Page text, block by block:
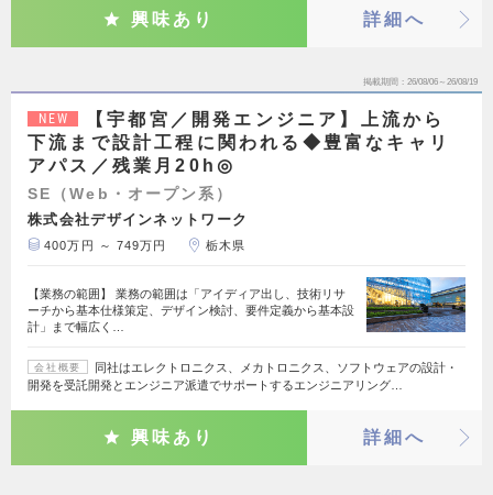
興味あり 詳細へ
掲載期間 26/08/06～26/08/19
NEW
【宇都宮／開発エンジニア】上流から
下流まで設計工程に関われる◆豊富なキャリ
アパス／残業月20h◎
SE（Web・オープン系）
株式会社デザインネットワーク
400万円 ～ 749万円 栃木県
【業務の範囲】 業務の範囲は「アイディア出し、技術リサ
ーチから基本仕様策定、デザイン検討、要件定義から基本設
計」まで幅広く…
会社概要
同社はエレクトロニクス、メカトロニクス、ソフトウェアの設計・
開発を受託開発とエンジニア派遣でサポートするエンジニアリング…
興味あり 詳細へ